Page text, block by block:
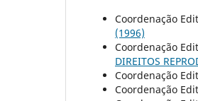
Coordenação
(1996)
Coordenação
DIREITOS
Coordenação
Coordenação